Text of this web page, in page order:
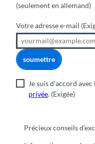
(seulement en allemand)
Votre adresse e-mail
soumettre
Je suis d'accord avec
privée. (Exigée)
Précieux conseils